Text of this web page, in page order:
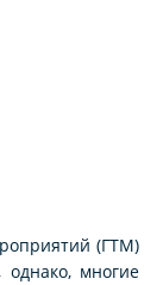
(ГТМ)
однако, многие